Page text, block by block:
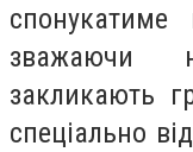
зважаючи
закликають
спеціально